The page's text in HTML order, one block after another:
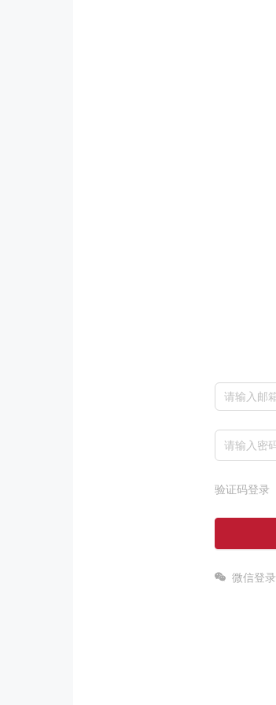
验证码登录
微信登录